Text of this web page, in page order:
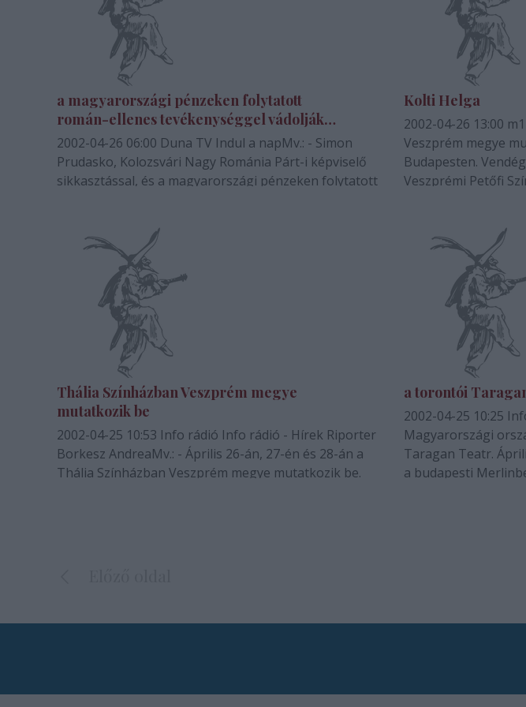
a magyarországi pénzeken folytatott
román-ellenes tevékenységgel vádolják
az Állami Kolozsvári Magyar Operát
2002-04-26 06:00 Duna TV Indul a napMv.: - Simon
Prudasko, Kolozsvári Nagy Románia Párt-i képviselő
sikkasztással, és a magyarországi pénzeken folytatott
Parlamentben a .............művelődési miniszter…
Kolti Helga
2002-04-26 13:00 m1 Körzeti híradó - TV1Mv.: -
Veszprém megye
Budapesten.
Veszprémi Petőfi
Thália Színházban Veszprém megye
mutatkozik be
2002-04-25 10:53 Info rádió Info rádió - Hírek Riporter
Borkesz AndreaMv.: - Április 26-án, 27-én és 28-án a
Thália Színházban Veszprém megye mutatkozik be.
a torontói
2002-04-25 10:25 Info rádió Info
Magyarországi
Taragan Teatr.
a budapesti